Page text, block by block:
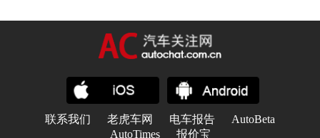
联系我们 老虎车网 电车报告
AutoBeta
AutoTimes
报价宝